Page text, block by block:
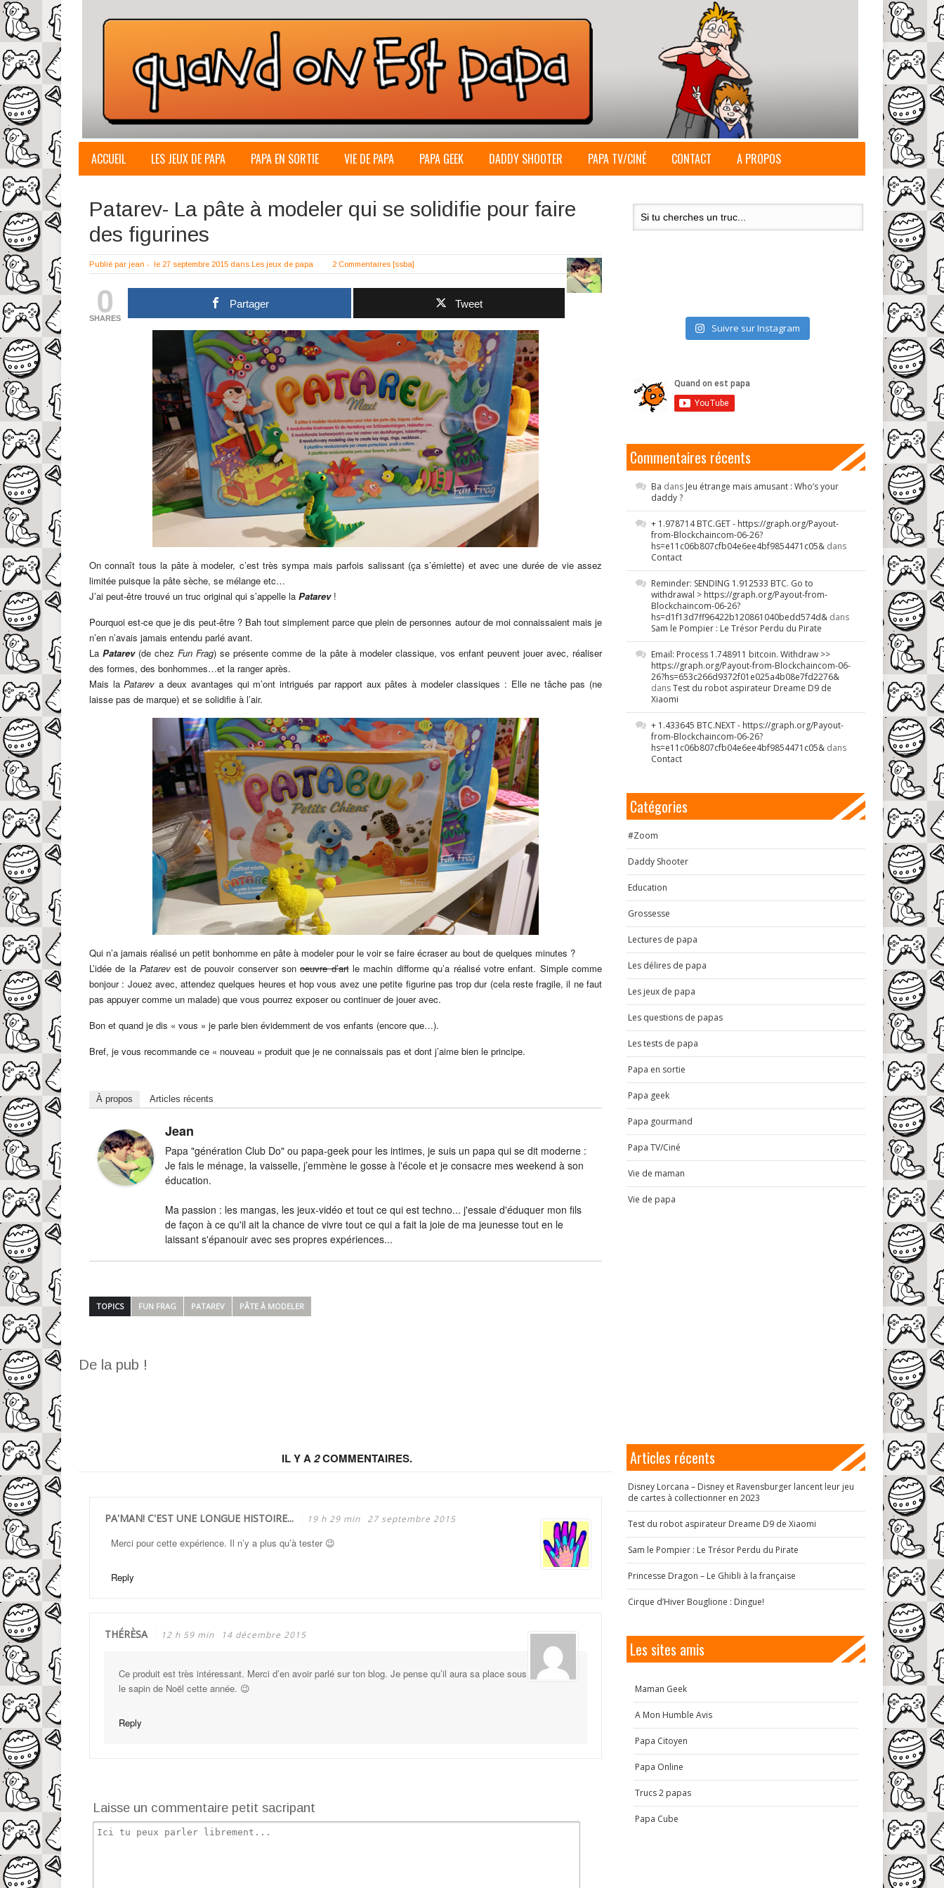
ACCUEIL LES JEUX DE PAPA PAPA EN SORTIE VIE DE PAPA PAPA GEEK DADDY SHOOTER PAPA TV/CINÉ CONTACT A PROPOS
Patarev- La pâte à modeler qui se solidifie pour faire
des figurines
Publié par jean - le 27 septembre 2015 dans Les jeux de papa 2 Commentaires [ssba]
0
SHARES
Partager Tweet
On connaît tous la pâte à modeler, c’est très sympa mais parfois salissant (ça s’émiette) et avec une durée de vie assez
limitée puisque la pâte sèche, se mélange etc…
J’ai peut-être trouvé un truc original qui s’appelle la Patarev !
Pourquoi est-ce que je dis peut-être ? Bah tout simplement parce que plein de personnes autour de moi connaissaient mais je
n’en n’avais jamais entendu parlé avant.
La Patarev(de chezFun Frag) se présente comme de la pâte à modeler classique, vos enfant peuvent jouer avec, réaliser
des formes, des bonhommes…et la ranger après.
Mais laPatarev a deux avantages qui m’ont intrigués par rapport aux pâtes à modeler classiques : Elle ne tâche pas (ne
laisse pas de marque) et se solidifie à l’air.
Qui n’a jamais réalisé un petit bonhomme en pâte à modeler pour le voir se faire écraser au bout de quelques minutes ?
L’idée de laPatarevest de pouvoir conserver sonoeuvre d’artle machin difforme qu’a réalisé votre enfant. Simple comme
bonjour : Jouez avec, attendez quelques heures et hop vous avez une petite figurine pas trop dur (cela reste fragile, il ne faut
pas appuyer comme un malade) que vous pourrez exposer ou continuer de jouer avec.
Bon et quand je dis « vous » je parle bien évidemment de vos enfants (encore que…).
Bref, je vous recommande ce « nouveau » produit que je ne connaissais pas et dont j’aime bien le principe.
À propos Articles récents
Jean
Papa "génération Club Do" ou papa-geek pour les intimes, je suis un papa qui se dit moderne :
Je fais le ménage, la vaisselle, j’emmène le gosse à l'école et je consacre mes weekend à son
éducation.
Ma passion : les mangas, les jeux-vidéo et tout ce qui est techno... j'essaie d'éduquer mon fils
de façon à ce qu'il ait la chance de vivre tout ce qui a fait la joie de ma jeunesse tout en le
laissant s'épanouir avec ses propres expériences...
TOPICS FUN FRAG PATAREV PÂTE À MODELER
De la pub !
IL Y A2COMMENTAIRES.
PA'MAN! C'EST UNE LONGUE HISTOIRE... 19 h 29 min 27 septembre 2015
Merci pour cette expérience. Il n’y a plus qu’à tester 😉
Reply
THÉRÈSA 12 h 59 min 14 décembre 2015
Ce produit est très intéressant. Merci d’en avoir parlé sur ton blog. Je pense qu’il aura sa place sous
le sapin de Noël cette année. 😉
Reply
Laisse un commentaire petit sacripant
Suivre sur Instagram
Commentaires récents
Ba dans Jeu étrange mais amusant : Who’s your
daddy ?
+ 1.978714 BTC.GET - https://graph.org/Payout-
from-Blockchaincom-06-26?
hs=e11c06b807cfb04e6ee4bf9854471c05& dans
Contact
Reminder: SENDING 1.912533 BTC. Go to
withdrawal > https://graph.org/Payout-from-
Blockchaincom-06-26?
hs=d1f13d7ff96422b120861040bedd574d& dans
Sam le Pompier : Le Trésor Perdu du Pirate
Email: Process 1.748911 bitcoin. Withdraw >>
https://graph.org/Payout-from-Blockchaincom-06-
26?hs=653c266d9372f01e025a4b08e7fd2276&
dansTest du robot aspirateur Dreame D9 de
Xiaomi
+ 1.433645 BTC.NEXT - https://graph.org/Payout-
from-Blockchaincom-06-26?
hs=e11c06b807cfb04e6ee4bf9854471c05& dans
Contact
Catégories
#Zoom
Daddy Shooter
Education
Grossesse
Lectures de papa
Les délires de papa
Les jeux de papa
Les questions de papas
Les tests de papa
Papa en sortie
Papa geek
Papa gourmand
Papa TV/Ciné
Vie de maman
Vie de papa
Articles récents
Disney Lorcana – Disney et Ravensburger lancent leur jeu
de cartes à collectionner en 2023
Test du robot aspirateur Dreame D9 de Xiaomi
Sam le Pompier : Le Trésor Perdu du Pirate
Princesse Dragon – Le Ghibli à la française
Cirque d’Hiver Bouglione : Dingue!
Les sites amis
Maman Geek
A Mon Humble Avis
Papa Citoyen
Papa Online
Trucs 2 papas
Papa Cube